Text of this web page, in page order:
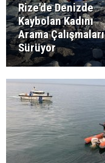
Rize'de Denizde
Kaybolan Kadını
Arama Çalışmaları
Sürüyor